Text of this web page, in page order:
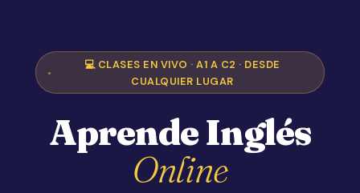
💻 CLASES EN VIVO · A1 A C2 · DESDE
CUALQUIER LUGAR
Aprende Inglés
Online